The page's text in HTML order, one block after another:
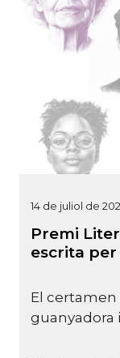
14 de juliol de
Premi
escrita
El certamen
guanyadora